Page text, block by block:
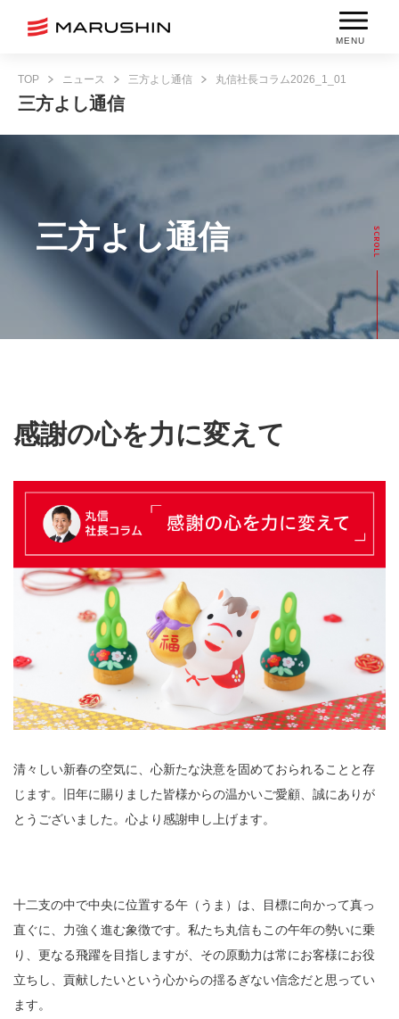
MENU
TOP ニュース 三方よし通信 丸信社長コラム2026_1_01
三方よし通信
三方よし通信
感謝の心を力に変えて
清々しい新春の空気に、心新たな決意を固めておられることと存
じます。旧年に賜りました皆様からの温かいご愛顧、誠にありが
とうございました。心より感謝申し上げます。
十二支の中で中央に位置する午（うま）は、目標に向かって真っ
直ぐに、力強く進む象徴です。私たち丸信もこの午年の勢いに乗
り、更なる飛躍を目指しますが、その原動力は常にお客様にお役
立ちし、貢献したいという心からの揺るぎない信念だと思ってい
ます。